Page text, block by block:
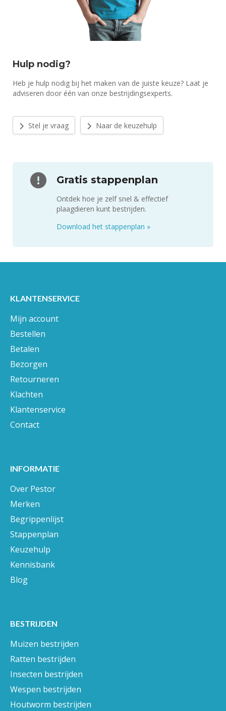
Hulp nodig?
Heb je hulp nodig bij het maken van de juiste keuze? Laat je
adviseren door één van onze bestrijdingsexperts.
Stel je vraag Naar de keuzehulp
Gratis stappenplan
Ontdek hoe je zelf snel & effectief
plaagdieren kunt bestrijden.
Download het stappenplan »
KLANTENSERVICE
Mijn account
Bestellen
Betalen
Bezorgen
Retourneren
Klachten
Klantenservice
Contact
INFORMATIE
Over Pestor
Merken
Begrippenlijst
Stappenplan
Keuzehulp
Kennisbank
Blog
BESTRIJDEN
Muizen bestrijden
Ratten bestrijden
Insecten bestrijden
Wespen bestrijden
Houtworm bestrijden